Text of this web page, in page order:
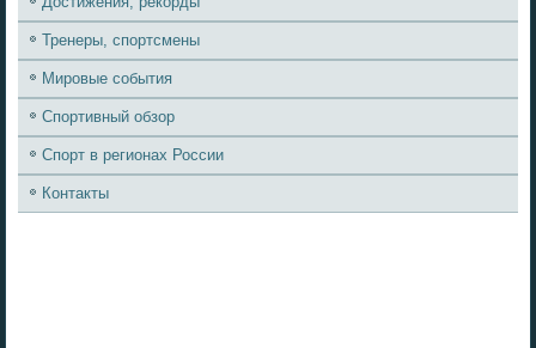
Тренеры, спортсмены
Мировые события
Спортивный обзор
Спорт в регионах России
Контакты